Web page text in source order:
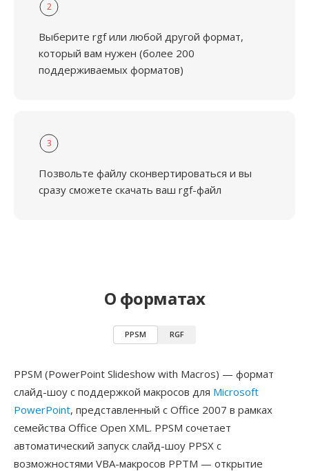
2
Выберите rgf или любой другой формат,
который вам нужен (более 200
поддерживаемых форматов)
3
Позвольте файлу сконвертироваться и вы
сразу сможете скачать ваш rgf-файл
О форматах
PPSM RGF
PPSM (PowerPoint Slideshow with Macros) — формат
слайд-шоу с поддержкой макросов для Microsoft
PowerPoint, представленный с Office 2007 в рамках
семейства Office Open XML. PPSM сочетает
автоматический запуск слайд-шоу PPSX с
возможностями VBA-макросов PPTM — открытие